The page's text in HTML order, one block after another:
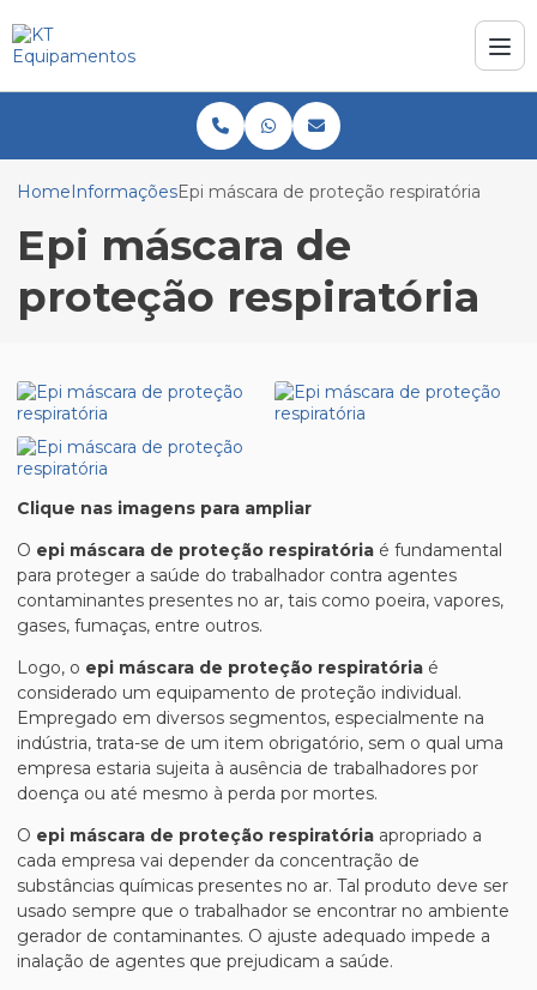
HomeInformaçõesEpi máscara de proteção respiratória
Epi máscara de
proteção respiratória
Clique nas imagens para ampliar
O epi máscara de proteção respiratória é fundamental
para proteger a saúde do trabalhador contra agentes
contaminantes presentes no ar, tais como poeira, vapores,
gases, fumaças, entre outros.
Logo, o epi máscara de proteção respiratória é
considerado um equipamento de proteção individual.
Empregado em diversos segmentos, especialmente na
indústria, trata-se de um item obrigatório, sem o qual uma
empresa estaria sujeita à ausência de trabalhadores por
doença ou até mesmo à perda por mortes.
O epi máscara de proteção respiratória apropriado a
cada empresa vai depender da concentração de
substâncias químicas presentes no ar. Tal produto deve ser
usado sempre que o trabalhador se encontrar no ambiente
gerador de contaminantes. O ajuste adequado impede a
inalação de agentes que prejudicam a saúde.